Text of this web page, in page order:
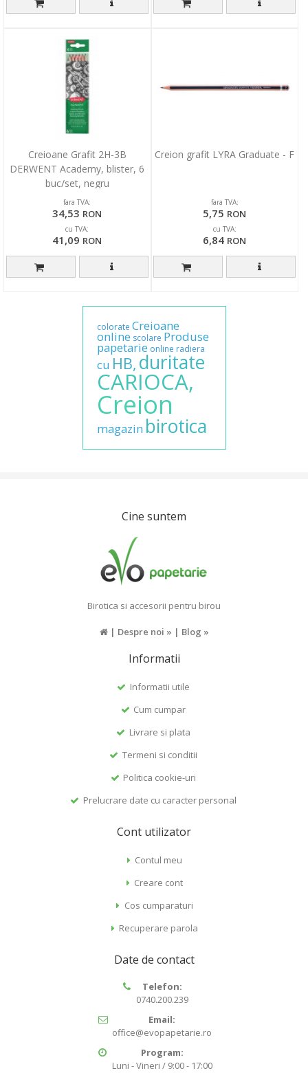
Creioane Grafit 2H-3B
DERWENT Academy, blister, 6
buc/set, negru
fara TVA:
34,53 RON
cu TVA:
41,09 RON
Creion grafit LYRA Graduate - F
fara TVA:
5,75 RON
cu TVA:
6,84 RON
colorate Creioane
online scolare Produse
papetarie online radiera
cu HB, duritate
CARIOCA,
Creion
magazin birotica
Cine suntem
Birotica si accesorii pentru birou
| Despre noi » | Blog »
Informatii
Informatii utile
Cum cumpar
Livrare si plata
Termeni si conditii
Politica cookie-uri
Prelucrare date cu caracter personal
Cont utilizator
Contul meu
Creare cont
Cos cumparaturi
Recuperare parola
Date de contact
Telefon:
0740.200.239
Email:
office@evopapetarie.ro
Program:
Luni - Vineri / 9:00 - 17:00